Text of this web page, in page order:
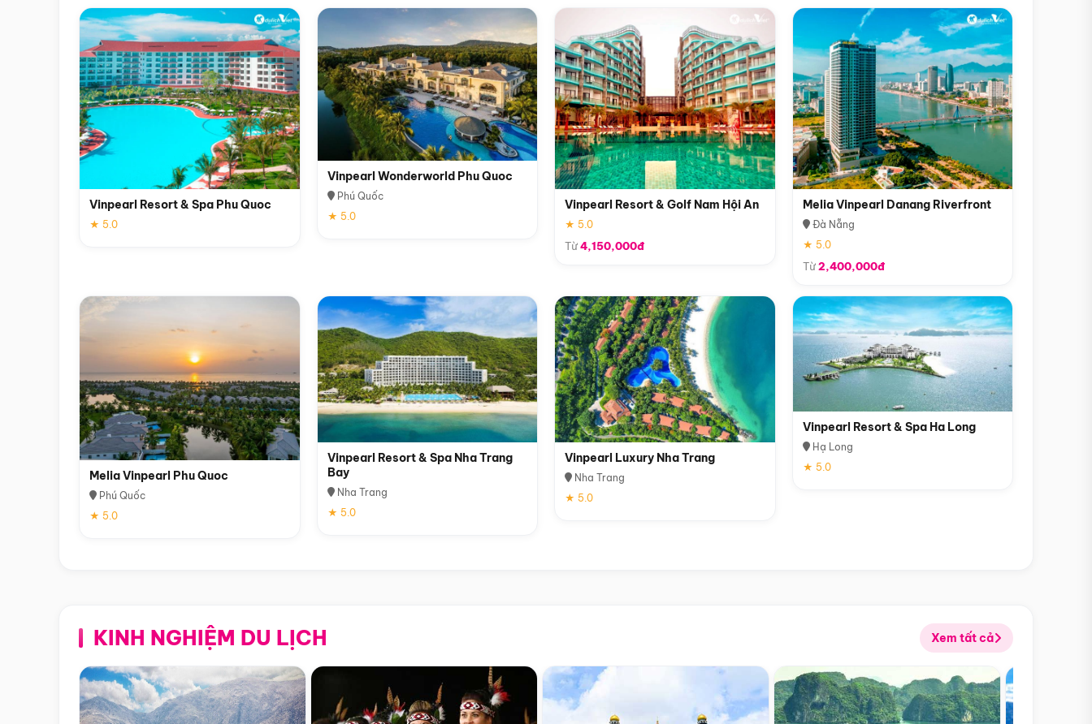
Vinpearl Resort & Spa Phu Quoc
★ 5.0
Vinpearl Wonderworld Phu Quoc
Phú Quốc
★ 5.0
Vinpearl Resort & Golf Nam Hội An
★ 5.0
Từ4,150,000đ
Melia Vinpearl Danang Riverfront
Đà Nẵng
★ 5.0
Từ2,400,000đ
Melia Vinpearl Phu Quoc
Phú Quốc
★ 5.0
Vinpearl Resort & Spa Nha Trang
Bay
Nha Trang
★ 5.0
Vinpearl Luxury Nha Trang
Nha Trang
★ 5.0
Vinpearl Resort & Spa Ha Long
Hạ Long
★ 5.0
KINH NGHIỆM DU LỊCH Xem tất cả